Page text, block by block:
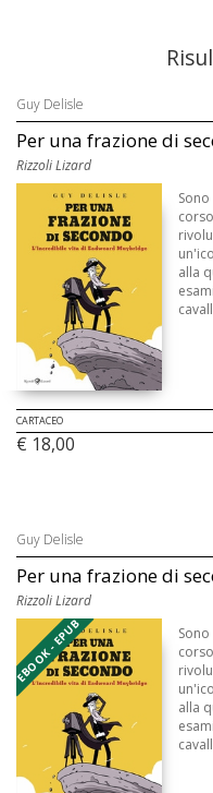
Guy Delisle
Per una frazione di
Rizzoli Lizard
alla
CARTACEO
€ 18,00
Guy Delisle
Per una frazione di
Rizzoli Lizard
EBOOK - EPUB
alla